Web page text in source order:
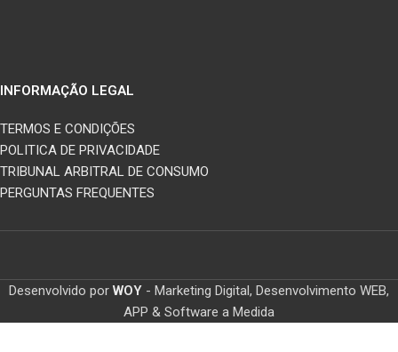
INFORMAÇÃO LEGAL
TERMOS E CONDIÇÕES
POLITICA DE PRIVACIDADE
TRIBUNAL ARBITRAL DE CONSUMO
PERGUNTAS FREQUENTES
Desenvolvido por WOY - Marketing Digital, Desenvolvimento WEB,
APP & Software a Medida